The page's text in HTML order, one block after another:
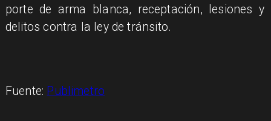
porte de arma blanca, receptación, lesiones y
delitos contra la ley de tránsito.
Fuente: Publimetro